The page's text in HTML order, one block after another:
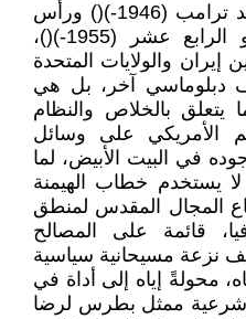
إن المواجهة الأخيرة بين دونالد ترامب (1946-)() ورأس
الكنيسة الكاثوليكية، البابا ليو الرابع عشر (1955-)()،
إيران والولايات المتحدة
دبلوماسي آخر، بل هي
يتعلق بالخلاص والنظام
الأمريكي على وسائل
في البيت الأبيض، لما
لا يستخدم خطاب الهيمنة
المجال المقدس لمنطق
قائمة على المصالح
نزعة مسيحانية سياسية
محولةً إياه إلى أداة في
شرعية ممثل بطرس لرضا